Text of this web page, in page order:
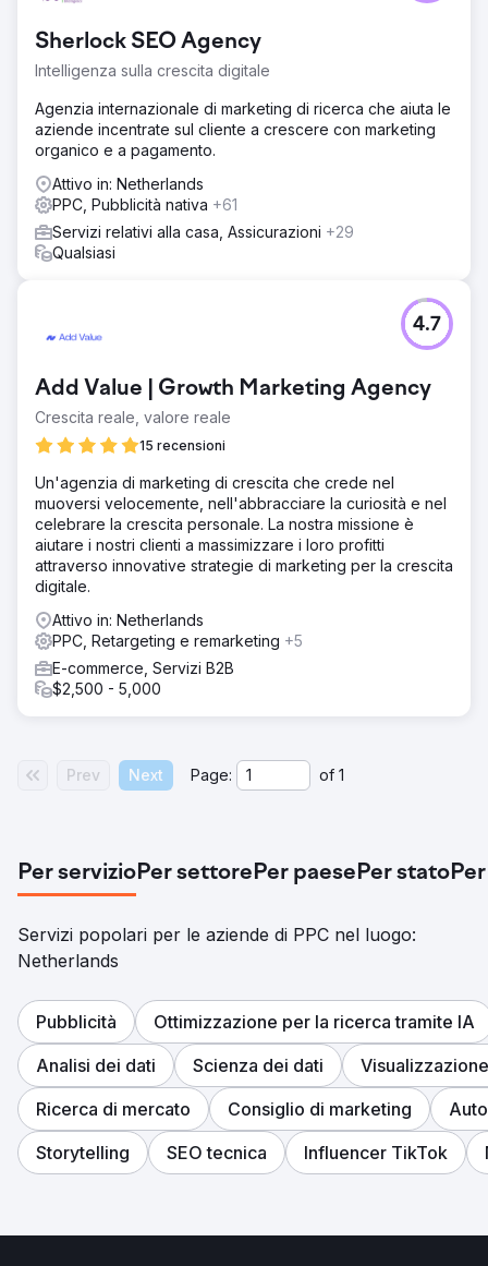
Sherlock SEO Agency
Intelligenza sulla crescita digitale
Agenzia internazionale di marketing di ricerca che aiuta le
aziende incentrate sul cliente a crescere con marketing
organico e a pagamento.
Attivo in: Netherlands
PPC, Pubblicità nativa +61
Servizi relativi alla casa, Assicurazioni +29
Qualsiasi
Add Value | Growth Marketing Agency
Crescita reale, valore reale
15 recensioni
4.7
Un'agenzia di marketing di crescita che crede nel
muoversi velocemente, nell'abbracciare la curiosità e nel
celebrare la crescita personale. La nostra missione è
aiutare i nostri clienti a massimizzare i loro profitti
attraverso innovative strategie di marketing per la crescita
digitale.
Attivo in: Netherlands
PPC, Retargeting e remarketing +5
E-commerce, Servizi B2B
$2,500 - 5,000
Prev Next Page: of 1
Per servizioPer settorePer paesePer stato
Servizi popolari per le aziende di PPC nel luogo:
Netherlands
Pubblicità
Ottimizzazione per la ricerca tramite IA
Analisi dei dati
Scienza dei dati
Ricerca di mercato
Consiglio di marketing
Storytelling
SEO tecnica Influencer TikTok